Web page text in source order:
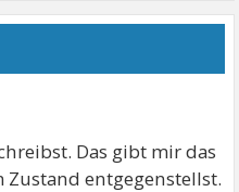
Das gibt mir das
Zustand entgegenstellst.